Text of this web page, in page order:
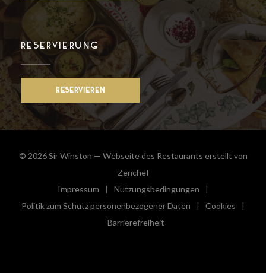
RESERVIERUNG
RESERVIEREN
© 2026 Sir Winston — Webseite des Restaurants erstellt von
Zenchef((öffnet ein neues Fenster))
Impressum
((öffnet ein neues Fenster))
Nutzungsbedingungen
((öffnet ein neues Fenster))
Politik zum Schutz personenbezogener Daten
((öffnet ein neues Fenster))
Cookies
((öffnet
Barrierefreiheit